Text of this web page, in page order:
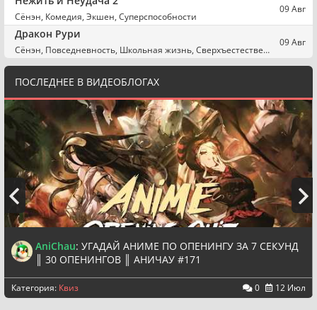
09 Авг
Сёнэн, Комедия, Экшен, Суперспособности
Дракон Рури
09 Авг
Сёнэн, Повседневность, Школьная жизнь, Сверхъестественное
ПОСЛЕДНЕЕ В ВИДЕОБЛОГАХ
AniChau: УГАДАЙ АНИМЕ ПО ОПЕНИНГУ ЗА 7 СЕКУНД
║ 30 ОПЕНИНГОВ ║ АНИЧАУ #171
Категория: Квиз 0 12 Июл